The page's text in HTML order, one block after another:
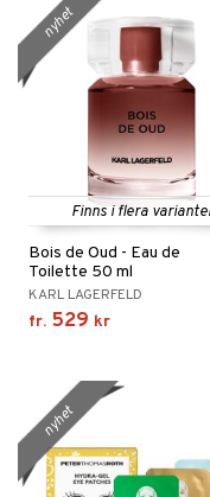
Finns i flera
Bois de Oud - Eau de
Toilette 50 ml
KARL LAGERFELD
fr. 529 kr
nyhet
nyhet